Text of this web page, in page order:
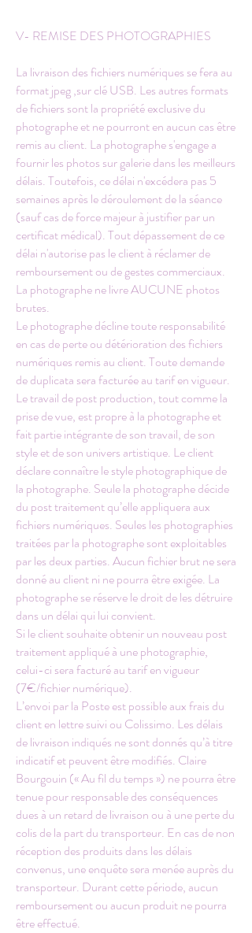
V- REMISE DES PHOTOGRAPHIES
La livraison des fichiers numériques se fera au
format jpeg ,sur clé USB. Les autres formats
de fichiers sont la propriété exclusive du
photographe et ne pourront en aucun cas être
remis au client. La photographe s'engage a
fournir les photos sur galerie dans les meilleurs
délais. Toutefois, ce délai n'excédera pas 5
semaines après le déroulement de la séance
(sauf cas de force majeur à justifier par un
certificat médical). Tout dépassement de ce
délai n'autorise pas le client à réclamer de
remboursement ou de gestes commerciaux.
La photographe ne livre AUCUNE photos
brutes.
Le photographe décline toute responsabilité
en cas de perte ou détérioration des fichiers
numériques remis au client. Toute demande
de duplicata sera facturée au tarif en vigueur.
Le travail de post production, tout comme la
prise de vue, est propre à la photographe et
fait partie intégrante de son travail, de son
style et de son univers artistique. Le client
déclare connaître le style photographique de
la photographe. Seule la photographe décide
du post traitement qu’elle appliquera aux
fichiers numériques. Seules les photographies
traitées par la photographe sont exploitables
par les deux parties. Aucun fichier brut ne sera
donné au client ni ne pourra être exigée. La
photographe se réserve le droit de les détruire
dans un délai qui lui convient.
Si le client souhaite obtenir un nouveau post
traitement appliqué à une photographie,
celui-ci sera facturé au tarif en vigueur
(7€/fichier numérique).
L’envoi par la Poste est possible aux frais du
client en lettre suivi ou Colissimo. Les délais
de livraison indiqués ne sont donnés qu’à titre
indicatif et peuvent être modifiés. Claire
Bourgouin (« Au fil du temps ») ne pourra être
tenue pour responsable des conséquences
dues à un retard de livraison ou à une perte du
colis de la part du transporteur. En cas de non
réception des produits dans les délais
convenus, une enquête sera menée auprès du
transporteur. Durant cette période, aucun
remboursement ou aucun produit ne pourra
être effectué.